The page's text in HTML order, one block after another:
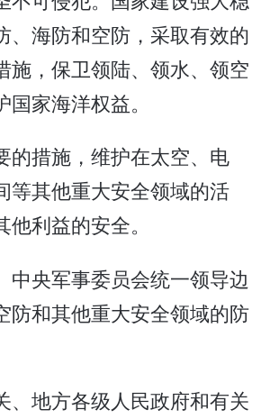
、海防和空防，采取有效的
施，保卫领陆、领水、领空
家海洋权益。
的措施，维护在太空、电
等其他重大安全领域的活
利益的安全。
央军事委员会统一领导边
防和其他重大安全领域的防
、地方各级人民政府和有关